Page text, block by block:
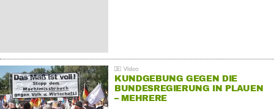
KUNDGEBUNG GEGEN DIE
BUNDESREGIERUNG IN PLAUEN
– MEHRERE